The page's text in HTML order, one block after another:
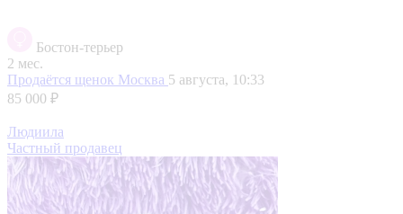
Бостон-терьер
2 мес.
Продаётся щенок Москва 5 августа, 10:33
85 000 ₽
Людиила
Частный продавец